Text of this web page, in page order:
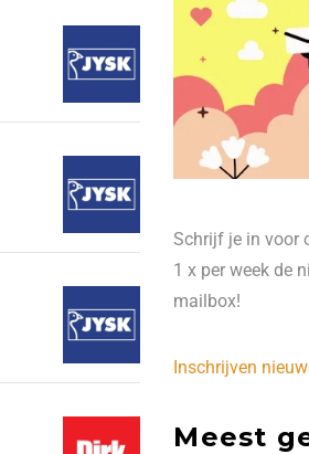
Schrijf je in voor
1 x per week de
mailbox!
Inschrijven
Meest